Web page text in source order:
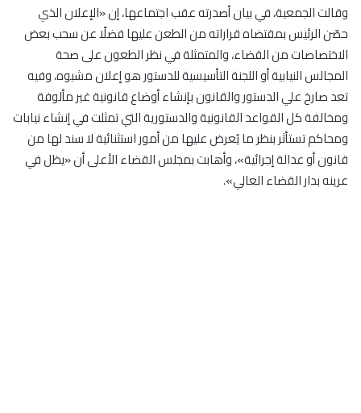
وقالت الجمعية، في بيان أصدرته عقب اجتماعها، إن «الإعلان الذي
حصّن الرئيس بمقتضاه قراراته من الطعن عليها فضلًا عن سحب بعض
الاختصاصات من القضاء، والمتمثلة في نظر الطعون على صحة
المجالس النيابية أو اللجنة التأسيسية للدستور هو إعلان مشبوه، وفيه
تعد صارخ علي الدستور والقانون بإنشاء أوضاع قانونية غير مألوفة
ومخالفة كل القواعد القانونية والدستورية التي تمثلت في إنشاء نيابات
ومحاكم تستأثر بنظر ما يُعرض عليها من أمور استثنائية لا سند لها من
قانون أو عدالة إجرائية»، وأهابت بمجلس القضاء الأعلى أن «يظل في
عرينه بدار القضاء العالي».